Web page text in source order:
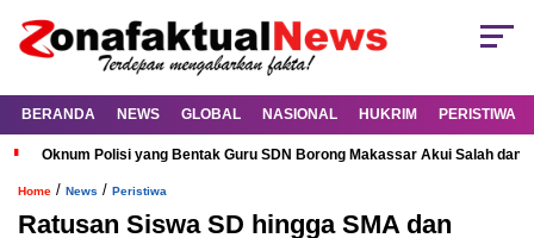
BERANDA NEWS GLOBAL NASIONAL HUKRIM PERISTIWA
Oknum Polisi yang Bentak Guru SDN Borong Makassar Akui Salah dan
Home / News / Peristiwa
Ratusan Siswa SD hingga SMA dan